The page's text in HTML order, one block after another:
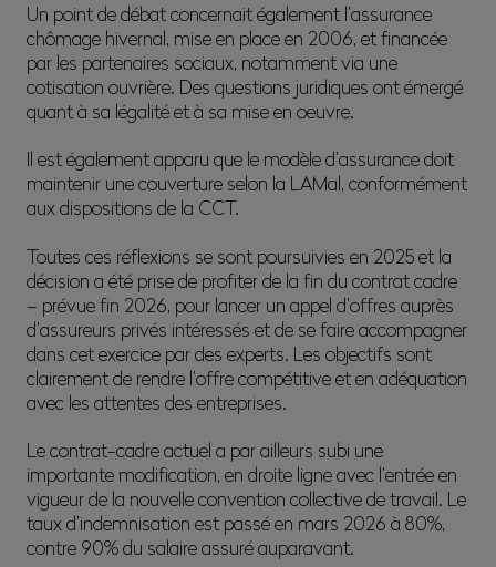
Un point de débat concernait également l’assurance
chômage hivernal, mise en place en 2006, et financée
par les partenaires sociaux, notamment via une
cotisation ouvrière. Des questions juridiques ont émergé
quant à sa légalité et à sa mise en oeuvre.
Il est également apparu que le modèle d’assurance doit
maintenir une couverture selon la LAMal, conformément
aux dispositions de la CCT.
Toutes ces réflexions se sont poursuivies en 2025 et la
décision a été prise de profiter de la fin du contrat cadre
– prévue fin 2026, pour lancer un appel d’offres auprès
d’assureurs privés intéressés et de se faire accompagner
dans cet exercice par des experts. Les objectifs sont
clairement de rendre l’offre compétitive et en adéquation
avec les attentes des entreprises.
Le contrat-cadre actuel a par ailleurs subi une
importante modification, en droite ligne avec l’entrée en
vigueur de la nouvelle convention collective de travail. Le
taux d’indemnisation est passé en mars 2026 à 80%,
contre 90% du salaire assuré auparavant.